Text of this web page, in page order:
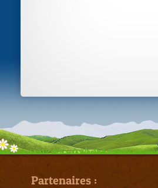
Partenaires :